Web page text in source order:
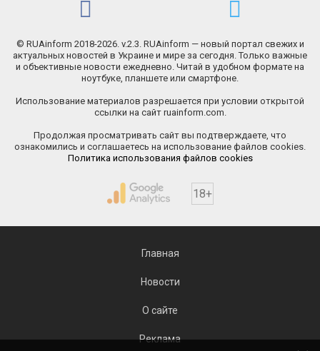
© RUAinform 2018-2026. v.2.3. RUAinform — новый портал свежих и
актуальных новостей в Украине и мире за сегодня. Только важные
и объективные новости ежедневно. Читай в удобном формате на
ноутбуке, планшете или смартфоне.
Использование материалов разрешается при условии открытой
ссылки на сайт ruainform.com.
Продолжая просматривать сайт вы подтверждаете, что
ознакомились и соглашаетесь на использование файлов cookies.
Политика использования файлов cookies
18+
Главная
Новости
О сайте
Реклама